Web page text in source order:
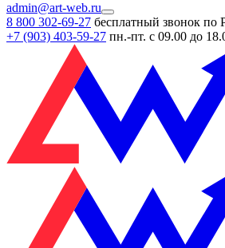
admin@art-web.ru
8 800 302-69-27 бесплатный звонок по
+7 (903) 403-59-27 пн.-пт. с 09.00 до